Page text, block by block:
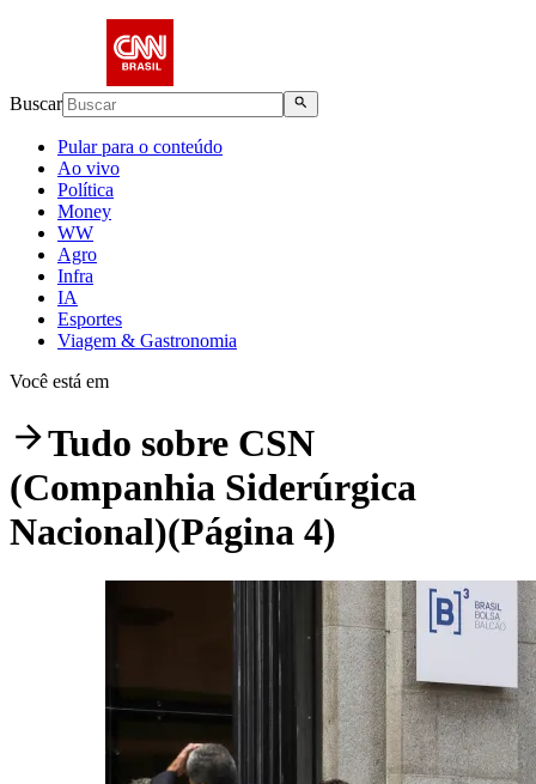
Buscar
Pular para o conteúdo
Ao vivo
Política
Money
WW
Agro
Infra
IA
Esportes
Viagem & Gastronomia
Você está em
Tudo sobre CSN
(Companhia Siderúrgica
Nacional)(Página 4)